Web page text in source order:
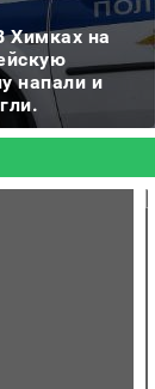
на
напали и